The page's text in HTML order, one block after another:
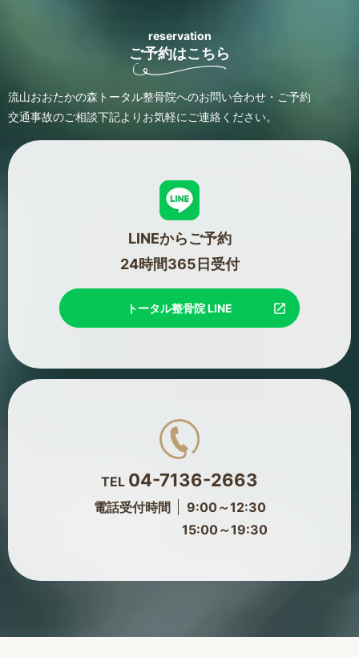
reservation
ご予約はこちら
流山おおたかの森トータル整骨院へのお問い合わせ・ご予約
交通事故のご相談下記よりお気軽にご連絡ください。
LINEからご予約
24時間365日受付
トータル整骨院 LINE
TEL 04-7136-2663
電話受付時間
9:00～12:30
15:00～19:30